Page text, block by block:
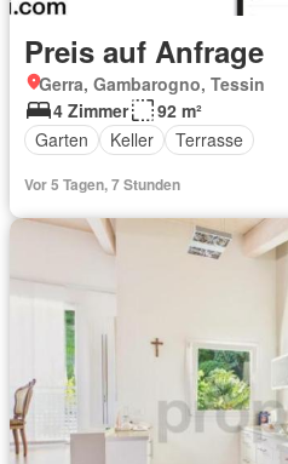
Preis auf Anfrage
Gerra, Gambarogno, Tessin
4 Zimmer
92 m²
Garten
Keller Terrasse
Vor 5 Tagen, 7 Stunden